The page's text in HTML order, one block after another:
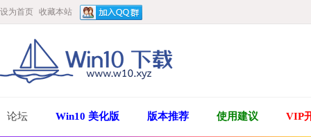
设为首页 收藏本站
论坛 Win10 美化版 版本推荐 使用建议 VIP